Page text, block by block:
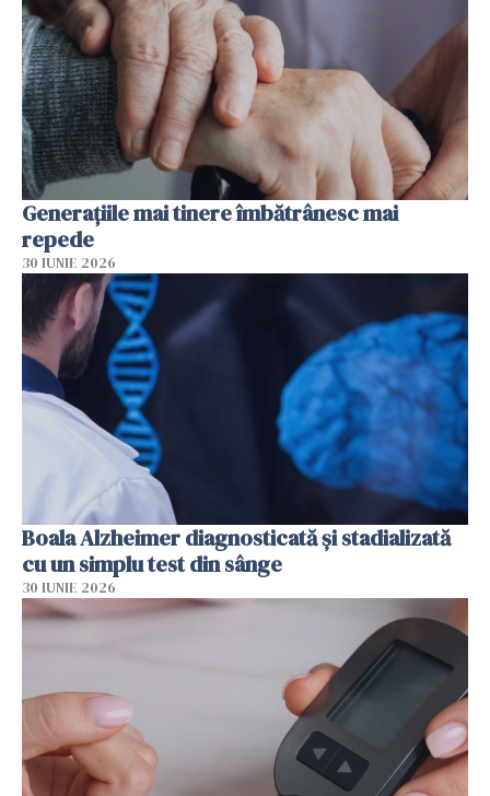
Generațiile mai tinere îmbătrânesc mai
repede
30 IUNIE 2026
Boala Alzheimer diagnosticată și stadializată
cu un simplu test din sânge
30 IUNIE 2026